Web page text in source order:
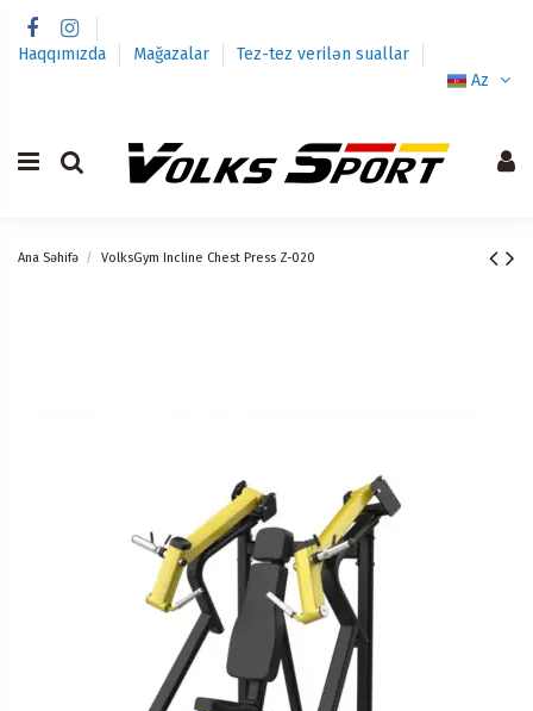
Haqqımızda Mağazalar
Tez-tez verilən suallar
Az
Ana Səhifə VolksGym Incline Chest Press Z-020